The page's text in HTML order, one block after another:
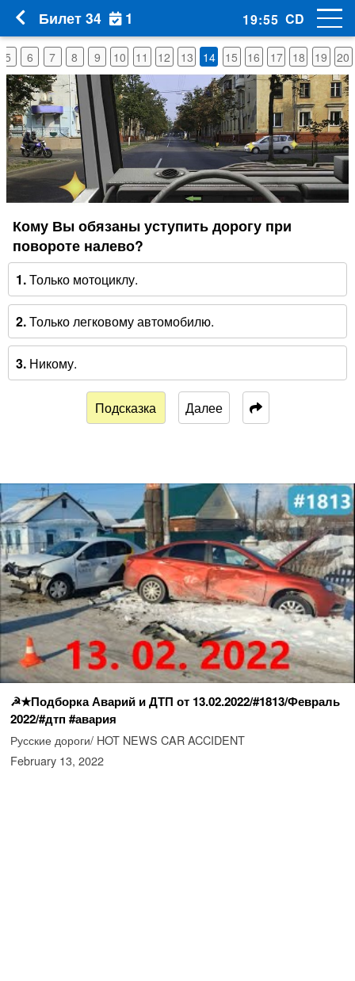
5 6 7 8 9 10 11 12 13 14 15 16 17 18 19 20
Кому Вы обязаны уступить дорогу при
повороте налево?
1.Только мотоциклу.
2.Только легковому автомобилю.
3.Никому.
Подсказка Далее
Билет 34 1 19:54 CD
☭★Подборка Аварий и ДТП от 13.02.2022/#1813/Февраль
2022/#дтп #авария
Русские дороги/ HOT NEWS CAR ACCIDENT
February 13, 2022